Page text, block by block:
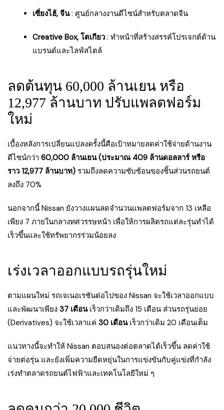
เซี่ยงไฮ้, จีน: ศูนย์กลางงานดีไซน์สำหรับตลาดจีน
Creative Box, โตเกียว : ทำหน้าที่สร้างสรรค์โปรเจกต์ด้าน
แบรนด์และไลฟ์สไตล์
ลดต้นทุน 60,000 ล้านเยน หรือ
12,977 ล้านบาท ปรับแพลตฟอร์ม
ใหม่
เบื้องหลังการเปลี่ยนแปลงครั้งนี้คือเป้าหมายลดค่าใช้จ่ายด้านงาน
ดีไซน์กว่า 60,000 ล้านเยน (ประมาณ 409 ล้านดอลลาร์ หรือ
ราว 12,977 ล้านบาท) รวมถึงลดความซับซ้อนของชิ้นส่วนรถยนต์
ลงถึง 70%
นอกจากนี้ Nissan ยังวางแผนลดจำนวนแพลตฟอร์มจาก 13 เหลือ
เพียง 7 ภายในกลางทศวรรษหน้า เพื่อให้การผลิตรถแต่ละรุ่นทำได้
เร็วขึ้นและใช้ทรัพยากรร่วมน้อยลง
เร่งเวลาออกแบบรถรุ่นใหม่
ตามแผนใหม่ รถเจเนอเรชันต่อไปของ Nissan จะใช้เวลาออกแบบ
และพัฒนาเพียง 37 เดือนเร็วกว่าเดิมถึง 15 เดือน ส่วนรถรุ่นย่อย
(Derivatives) จะใช้เวลาแค่ 30 เดือนเร็วกว่าเดิม 20 เดือนเต็ม
แนวทางนี้จะทำให้ Nissan ตอบสนองต่อตลาดได้เร็วขึ้น ลดค่าใช้
จ่ายต่อรุ่น และยังเพิ่มความยืดหยุ่นในการแข่งขันกับคู่แข่งที่กำลัง
เร่งทำตลาดรถยนต์ไฟฟ้าและเทคโนโลยีใหม่ ๆ